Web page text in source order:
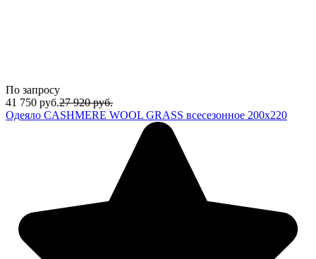
По запросу
41 750 руб.27 920 руб.
Одеяло CASHMERE WOOL GRASS всесезонное 200х220